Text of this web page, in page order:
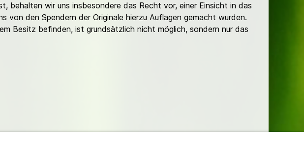
behalten wir uns insbesondere das Recht vor, einer Einsicht in das
von den Spendern der Originale hierzu Auflagen gemacht wurden.
Besitz befinden, ist grundsätzlich nicht möglich, sondern nur das